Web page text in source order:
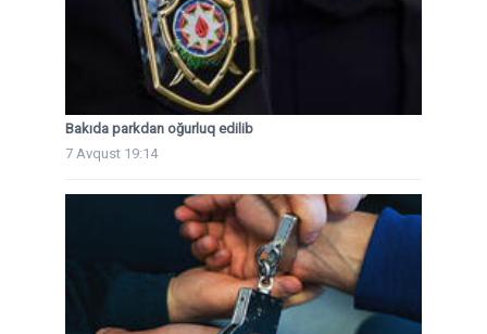
Bakıda parkdan oğurluq edilib
7 Avqust 19:14